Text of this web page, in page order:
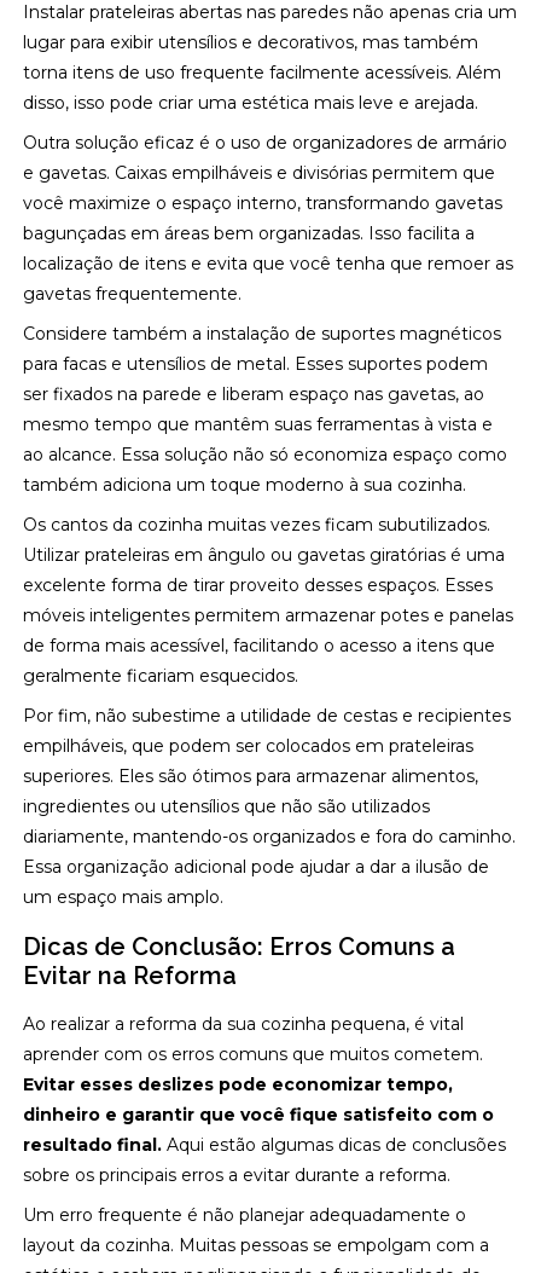
Instalar prateleiras abertas nas paredes não apenas cria um
lugar para exibir utensílios e decorativos, mas também
torna itens de uso frequente facilmente acessíveis. Além
disso, isso pode criar uma estética mais leve e arejada.
Outra solução eficaz é o uso de organizadores de armário
e gavetas. Caixas empilháveis e divisórias permitem que
você maximize o espaço interno, transformando gavetas
bagunçadas em áreas bem organizadas. Isso facilita a
localização de itens e evita que você tenha que remoer as
gavetas frequentemente.
Considere também a instalação de suportes magnéticos
para facas e utensílios de metal. Esses suportes podem
ser fixados na parede e liberam espaço nas gavetas, ao
mesmo tempo que mantêm suas ferramentas à vista e
ao alcance. Essa solução não só economiza espaço como
também adiciona um toque moderno à sua cozinha.
Os cantos da cozinha muitas vezes ficam subutilizados.
Utilizar prateleiras em ângulo ou gavetas giratórias é uma
excelente forma de tirar proveito desses espaços. Esses
móveis inteligentes permitem armazenar potes e panelas
de forma mais acessível, facilitando o acesso a itens que
geralmente ficariam esquecidos.
Por fim, não subestime a utilidade de cestas e recipientes
empilháveis, que podem ser colocados em prateleiras
superiores. Eles são ótimos para armazenar alimentos,
ingredientes ou utensílios que não são utilizados
diariamente, mantendo-os organizados e fora do caminho.
Essa organização adicional pode ajudar a dar a ilusão de
um espaço mais amplo.
Dicas de Conclusão: Erros Comuns a
Evitar na Reforma
Ao realizar a reforma da sua cozinha pequena, é vital
aprender com os erros comuns que muitos cometem.
Evitar esses deslizes pode economizar tempo,
dinheiro e garantir que você fique satisfeito com o
resultado final. Aqui estão algumas dicas de conclusões
sobre os principais erros a evitar durante a reforma.
Um erro frequente é não planejar adequadamente o
layout da cozinha. Muitas pessoas se empolgam com a